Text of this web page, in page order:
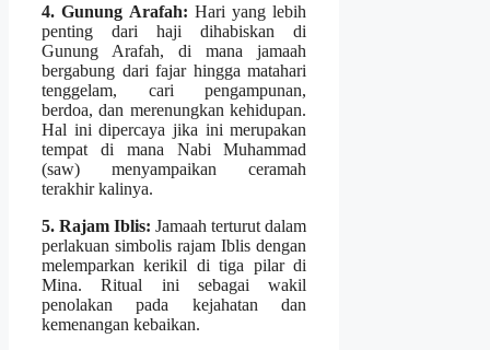
4. Gunung Arafah: Hari yang lebih
penting dari haji dihabiskan di
Gunung Arafah, di mana jamaah
bergabung dari fajar hingga matahari
tenggelam, cari pengampunan,
berdoa, dan merenungkan kehidupan.
Hal ini dipercaya jika ini merupakan
tempat di mana Nabi Muhammad
(saw) menyampaikan ceramah
terakhir kalinya.
5. Rajam Iblis: Jamaah terturut dalam
perlakuan simbolis rajam Iblis dengan
melemparkan kerikil di tiga pilar di
Mina. Ritual ini sebagai wakil
penolakan pada kejahatan dan
kemenangan kebaikan.